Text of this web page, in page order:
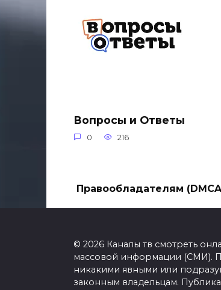
Вопросы и Ответы
0 216
Правообладателям
© 2026 Каналы тв смотреть
массовой информации (СМИ).
никакими явными или
законным владельцам.